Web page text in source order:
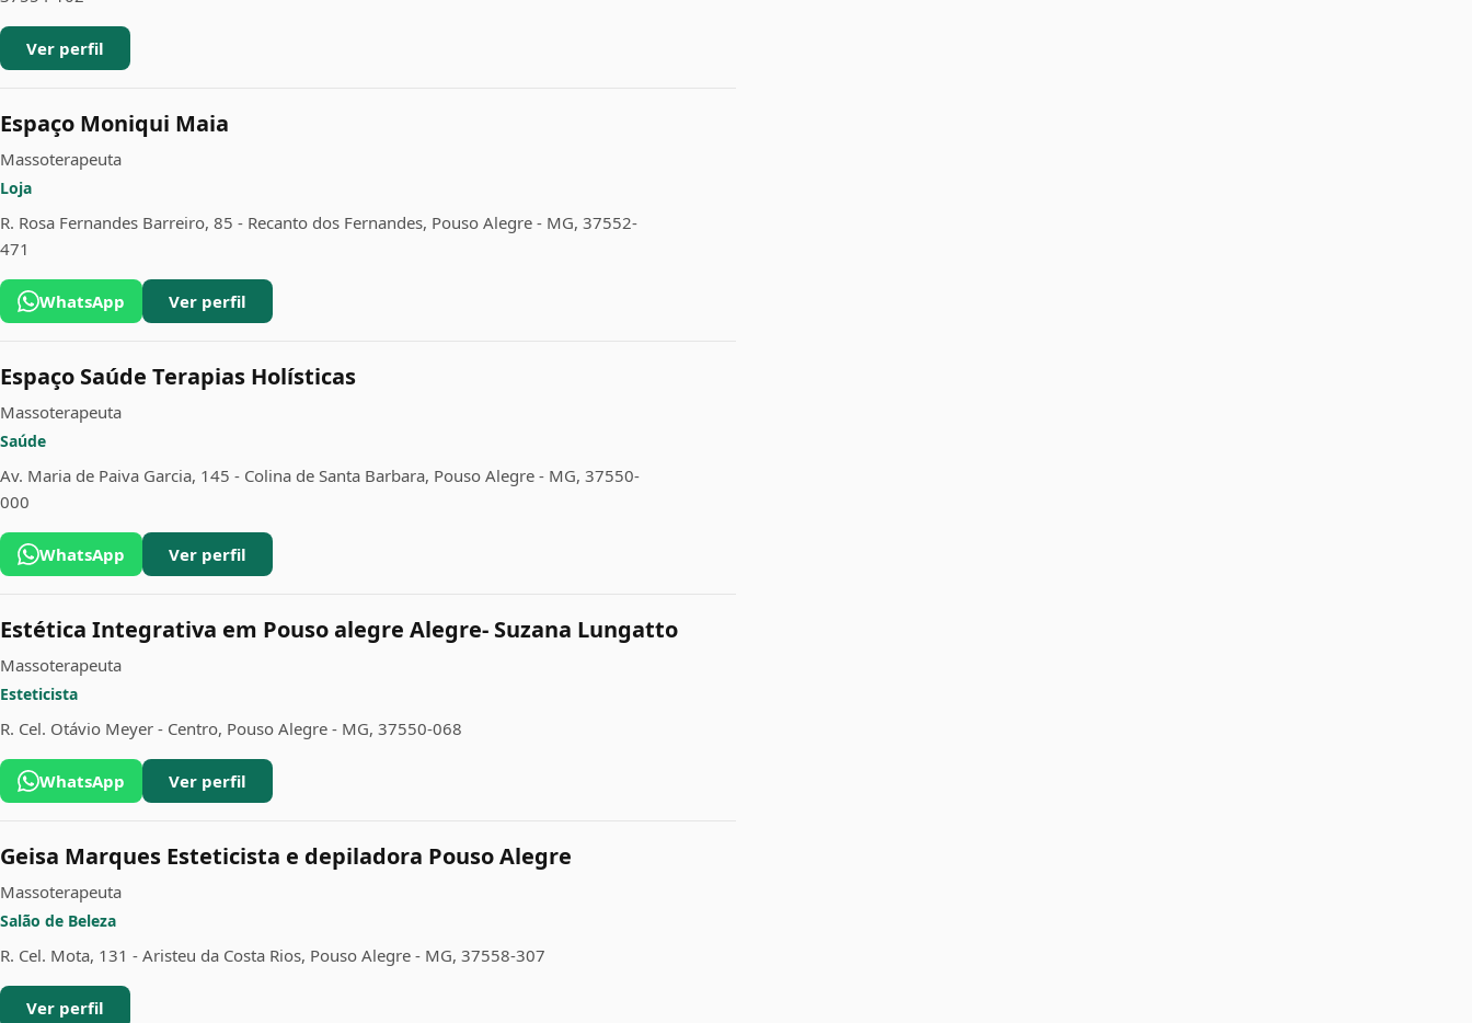
Ver perfil
Espaço Moniqui Maia
Massoterapeuta
Loja
R. Rosa Fernandes Barreiro, 85 - Recanto dos Fernandes, Pouso Alegre - MG, 37552-
471
WhatsApp Ver perfil
Espaço Saúde Terapias Holísticas
Massoterapeuta
Saúde
Av. Maria de Paiva Garcia, 145 - Colina de Santa Barbara, Pouso Alegre - MG, 37550-
000
WhatsApp Ver perfil
Estética Integrativa em Pouso alegre Alegre- Suzana Lungatto
Massoterapeuta
Esteticista
R. Cel. Otávio Meyer - Centro, Pouso Alegre - MG, 37550-068
WhatsApp Ver perfil
Geisa Marques Esteticista e depiladora Pouso Alegre
Massoterapeuta
Salão de Beleza
R. Cel. Mota, 131 - Aristeu da Costa Rios, Pouso Alegre - MG, 37558-307
Ver perfil